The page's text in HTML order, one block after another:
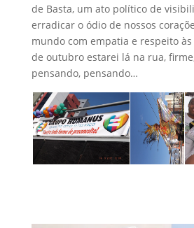
de Basta, um ato político de
erradicar o ódio de nossos
mundo com empatia e respeito
de outubro estarei lá na rua,
pensando, pensando…